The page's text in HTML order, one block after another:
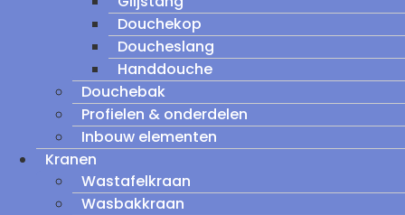
Douchekop
Doucheslang
Handdouche
Douchebak
Profielen & onderdelen
Inbouw elementen
Kranen
Wastafelkraan
Wasbakkraan